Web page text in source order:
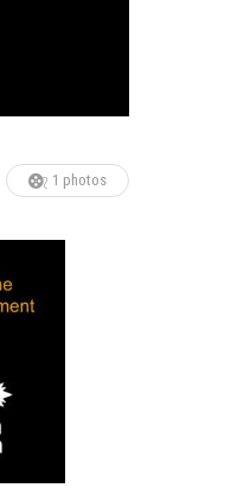
1 photos